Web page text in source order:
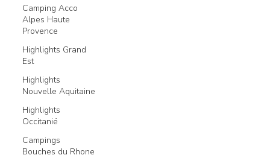
Camping Acco
Alpes Haute
Provence
Highlights Grand
Est
Highlights
Nouvelle Aquitaine
Highlights
Occitanië
Campings
Bouches du Rhone